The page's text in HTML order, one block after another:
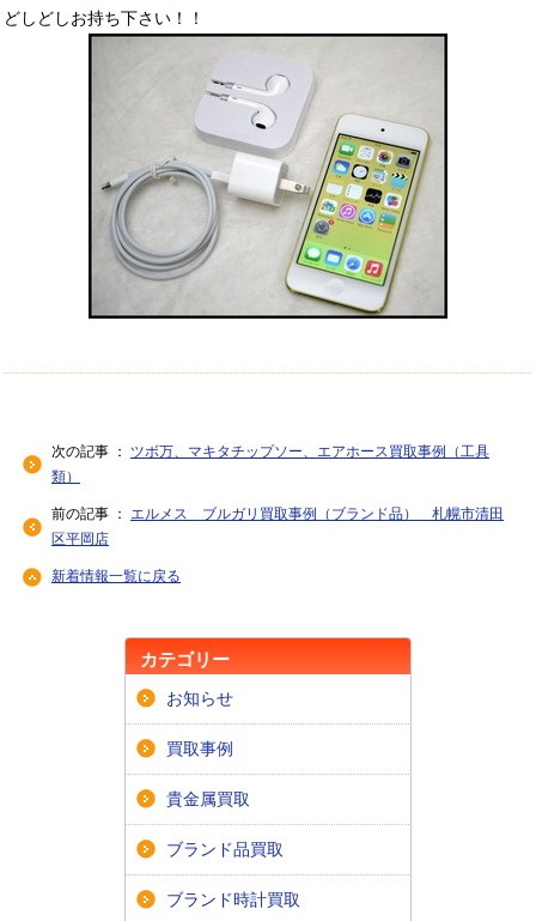
どしどしお持ち下さい！！
次の記事 ： ツボ万、マキタチップソー、エアホース買取事例（工具
類）
前の記事 ： エルメス ブルガリ買取事例（ブランド品） 札幌市清田
区平岡店
新着情報一覧に戻る
カテゴリー
お知らせ
買取事例
貴金属買取
ブランド品買取
ブランド時計買取